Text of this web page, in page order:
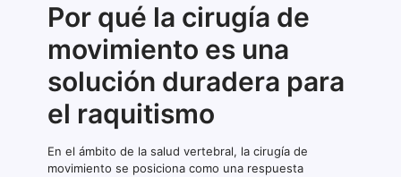
Por qué la cirugía de
movimiento es una
solución duradera para
el raquitismo
En el ámbito de la salud vertebral, la cirugía de
movimiento se posiciona como una respuesta